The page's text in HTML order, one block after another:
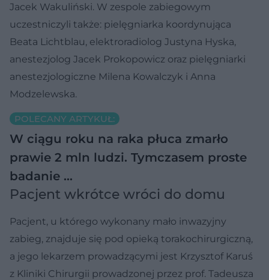
Jacek Wakuliński. W zespole zabiegowym
uczestniczyli także: pielęgniarka koordynująca
Beata Lichtblau, elektroradiolog Justyna Hyska,
anestezjolog Jacek Prokopowicz oraz pielęgniarki
anestezjologiczne Milena Kowalczyk i Anna
Modzelewska.
POLECANY ARTYKUŁ:
W ciągu roku na raka płuca zmarło
prawie 2 mln ludzi. Tymczasem proste
badanie …
Pacjent wkrótce wróci do domu
Pacjent, u którego wykonany mało inwazyjny
zabieg, znajduje się pod opieką torakochirurgiczną,
a jego lekarzem prowadzącymi jest Krzysztof Karuś
z Kliniki Chirurgii prowadzonej przez prof. Tadeusza